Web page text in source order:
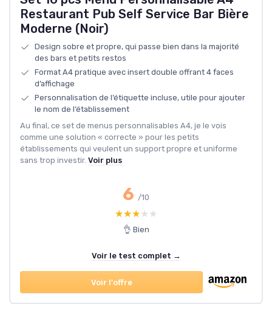
Restaurant Pub Self Service Bar Bière
Moderne (Noir)
Design sobre et propre, qui passe bien dans la majorité
des bars et petits restos
Format A4 pratique avec insert double offrant 4 faces
d’affichage
Personnalisation de l’étiquette incluse, utile pour ajouter
le nom de l’établissement
Au final, ce set de menus personnalisables A4, je le vois
comme une solution « correcte » pour les petits
établissements qui veulent un support propre et uniforme
sans trop investir. Voir plus
6 /10
★★★★★
★★★★★
👌 Bien
Voir le test complet →
Voir l'offre